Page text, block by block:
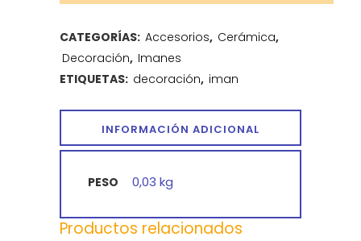
CATEGORÍAS: Accesorios, Cerámica,
Decoración, Imanes
ETIQUETAS: decoración, iman
INFORMACIÓN ADICIONAL
PESO 0,03 kg
Productos relacionados